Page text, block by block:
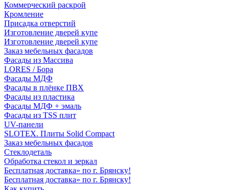
Коммерческий раскрой
Кромление
Присадка отверстий
Изготовление дверей купе
Изготовление дверей купе
Заказ мебельных фасадов
Фасады из Массива
LORES / Бора
Фасады МДФ
Фасады в плёнке ПВХ
Фасады из пластика
Фасады МДФ + эмаль
Фасады из TSS плит
UV-панели
SLOTEX. Плиты Solid Compact
Заказ мебельных фасадов
Стеклодеталь
Обработка стекол и зеркал
Бесплатная доставка» по г. Брянску!
Бесплатная доставка» по г. Брянску!